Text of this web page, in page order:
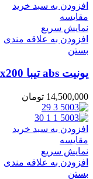
افزودن به سبد خرید
مقایسه
نمایش سریع
افزودن به علاقه مندی
بستن
یونیت abs تیبا x200 مدل BWI
14,500,000 تومان
افزودن به سبد خرید
مقایسه
نمایش سریع
افزودن به علاقه مندی
بستن